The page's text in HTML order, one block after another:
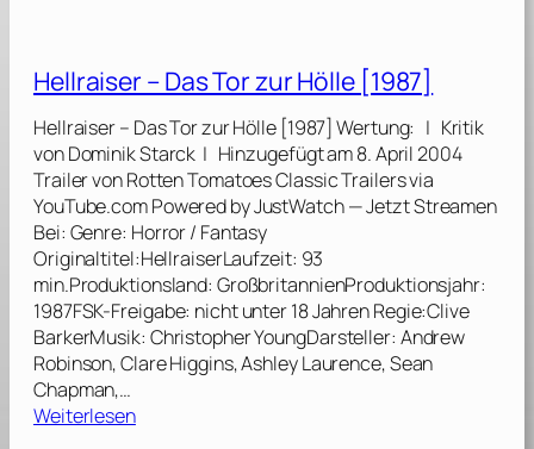
l
b
o
u
n
d
–
H
e
l
l
r
i
Hellraiser – Das Tor zur Hölle [1987]
Hellraiser – Das Tor zur Hölle [1987] Wertung: | Kritik
von Dominik Starck | Hinzugefügt am 8. April 2004
Trailer von Rotten Tomatoes Classic Trailers via
YouTube.com Powered by JustWatch — Jetzt Streamen
Bei: Genre: Horror / Fantasy
Originaltitel:HellraiserLaufzeit: 93
min.Produktionsland: GroßbritannienProduktionsjahr:
1987FSK-Freigabe: nicht unter 18 Jahren Regie:Clive
BarkerMusik: Christopher YoungDarsteller: Andrew
Robinson, Clare Higgins, Ashley Laurence, Sean
Chapman,…
Weiterlesen: